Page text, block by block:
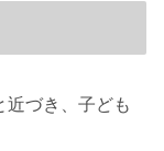
近づき、子ども